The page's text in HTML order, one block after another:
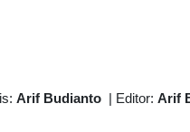
Arif Budianto | Editor: Arif